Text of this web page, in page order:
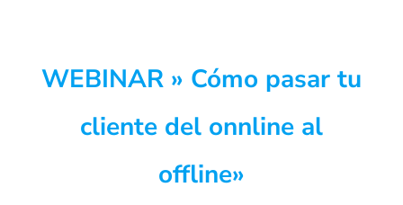
WEBINAR » Cómo pasar tu
cliente del onnline al
offline»